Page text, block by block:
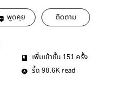
พูดคุย ติดตาม
เพิ่มเข้าชั้น 151 ครั้ง
รี้ด 98.6K read